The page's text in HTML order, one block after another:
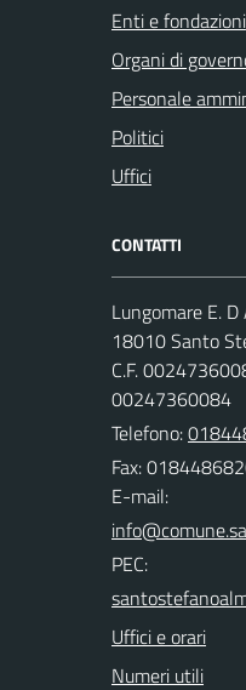
Enti e fondazioni
Organi di
Personale
Politici
Uffici
CONTATTI
Lungomare E.
18010 Santo
C.F.
00247360084
Telefono:
Fax:
E-mail:
PEC:
Uffici e orari
Numeri utili